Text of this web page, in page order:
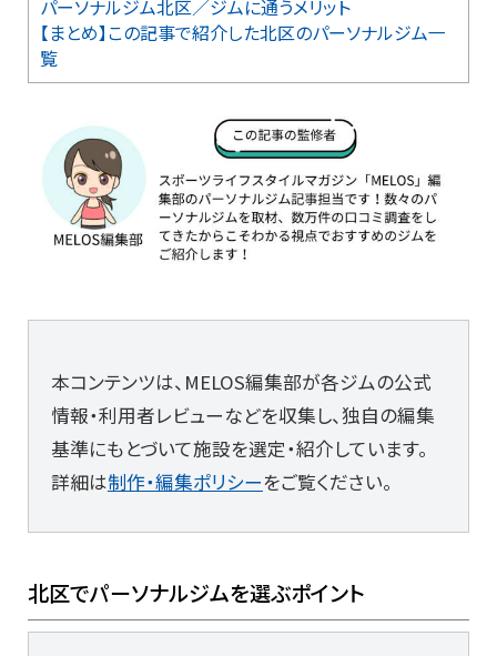
パーソナルジム北区／ジムに通うメリット
【まとめ】この記事で紹介した北区のパーソナルジム一
覧
本コンテンツは、MELOS編集部が各ジムの公式
情報・利用者レビューなどを収集し、独自の編集
基準にもとづいて施設を選定・紹介しています。
詳細は制作・編集ポリシーをご覧ください。
北区でパーソナルジムを選ぶポイント